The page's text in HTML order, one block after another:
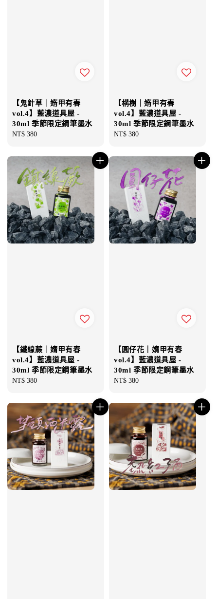
【鬼針草｜媠甲有春
vol.4】藍濃道具屋 -
30ml 季節限定鋼筆墨水
Regular
NT$ 380
【構樹｜媠甲有春
vol.4】藍濃道具屋 -
30ml 季節限定鋼筆墨水
Regular
NT$ 380
【鐵線蕨｜媠甲有春
vol.4】藍濃道具屋 -
30ml 季節限定鋼筆墨水
Regular
NT$ 380
【圓仔花｜媠甲有春
vol.4】藍濃道具屋 -
30ml 季節限定鋼筆墨水
Regular
NT$ 380